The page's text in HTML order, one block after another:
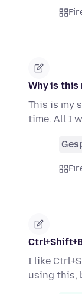
Why is this
This is my
time. All I
I like
using this,